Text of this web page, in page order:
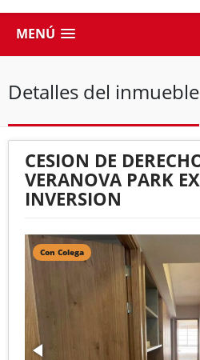
MENÚ
Detalles del inmueble
CESION DE
VERANOVA PARK
INVERSION
Con Colega